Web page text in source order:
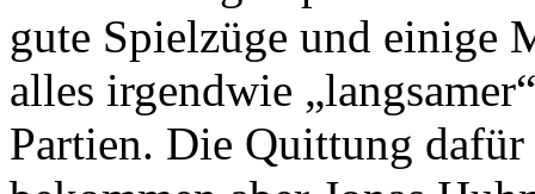
gute Spielzüge und einige
alles irgendwie
Partien. Die Quittung